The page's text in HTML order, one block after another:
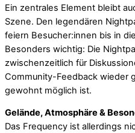
Ein zentrales Element bleibt
Szene. Den legendären
feiern Besucher:innen bis in
Besonders wichtig: Die
zwischenzeitlich für
Community-Feedback wieder
gewohnt möglich ist.
Gelände, Atmosphäre &
Das Frequency ist allerdings